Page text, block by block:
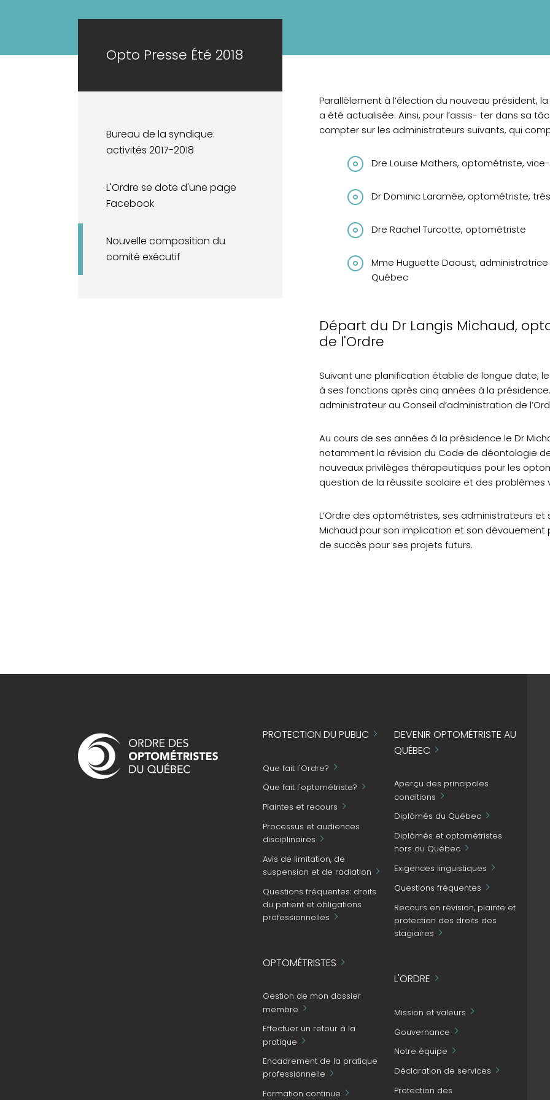
Opto Presse Été 2018
Bureau de la syndique:
activités 2017-2018
L'Ordre se dote d'une page
Facebook
Nouvelle composition du
comité exécutif
Parallèlement à l’élection du nouveau président,
a été actualisée. Ainsi, pour l’assis- ter dans sa
compter sur les administrateurs suivants, qui
Dre Louise Mathers, optométriste,
Dr Dominic Laramée, optométriste,
Dre Rachel Turcotte, optométriste
Mme Huguette Daoust,
Québec
Départ du Dr Langis Michaud,
de l'Ordre
Suivant une planification établie de longue date,
à ses fonctions après cinq années à la
administrateur au Conseil d’administration de
Au cours de ses années à la présidence le Dr
notamment la révision du Code de déontologie
nouveaux privilèges thérapeutiques pour les
question de la réussite scolaire et des problèmes
L’Ordre des optométristes, ses administrateurs
Michaud pour son implication et son
de succès pour ses projets futurs.
Navigation
principale
PROTECTION DU PUBLIC
Que fait l'Ordre?
Que fait l'optométriste?
Plaintes et recours
Processus et audiences
disciplinaires
Avis de limitation, de
suspension et de radiation
Questions fréquentes: droits
du patient et obligations
professionnelles
OPTOMÉTRISTES
Gestion de mon dossier
membre
Effectuer un retour à la
pratique
Encadrement de la pratique
professionnelle
Formation continue
DEVENIR OPTOMÉTRISTE AU
QUÉBEC
Aperçu des principales
conditions
Diplômés du Québec
Diplômés et optométristes
hors du Québec
Exigences linguistiques
Questions fréquentes
Recours en révision, plainte et
protection des droits des
stagiaires
L'ORDRE
Mission et valeurs
Gouvernance
Notre équipe
Déclaration de services
Protection des